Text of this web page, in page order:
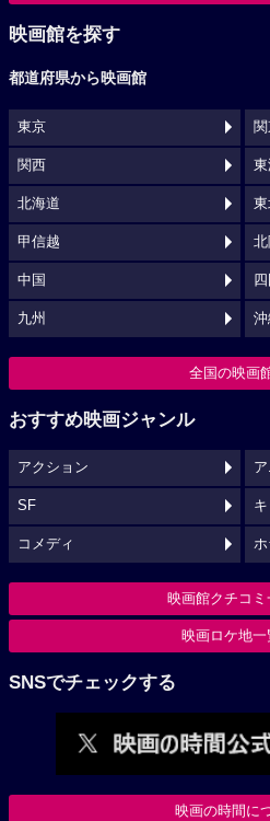
映画館を探す
都道府県から映画館
東京
関西
北海道
甲信越
中国 四
九州 沖
全国の映画
おすすめ映画ジャンル
アクション
SF
コメディ
映画館クチコ
映画ロケ地一
SNSでチェックする
映画の時間に